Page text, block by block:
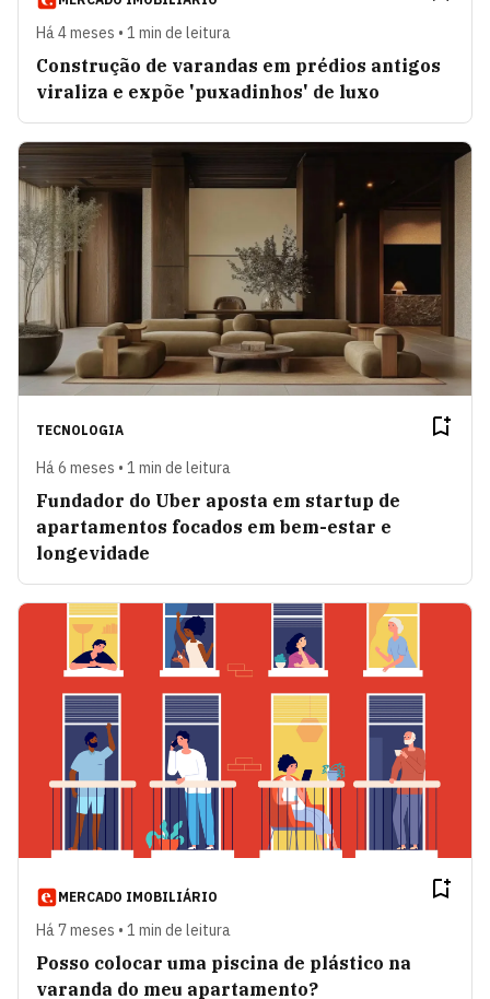
Há 4 meses • 1 min de leitura
Construção de varandas em prédios antigos
viraliza e expõe 'puxadinhos' de luxo
TECNOLOGIA
Há 6 meses • 1 min de leitura
Fundador do Uber aposta em startup de
apartamentos focados em bem-estar e
longevidade
MERCADO IMOBILIÁRIO
Há 7 meses • 1 min de leitura
Posso colocar uma piscina de plástico na
varanda do meu apartamento?